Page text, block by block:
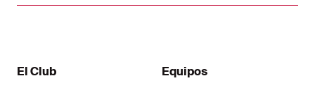
El Club
Equipos